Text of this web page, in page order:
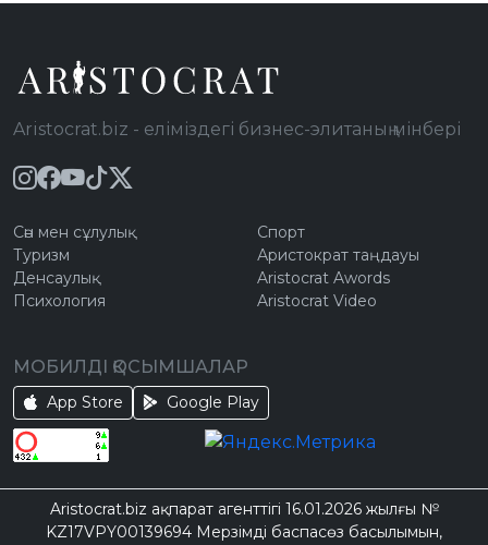
Aristocrat.biz - еліміздегі бизнес-элитаның мінбері
Сән мен сұлулық
Туризм
Денсаулық
Психология
Спорт
Аристократ таңдауы
Aristocrat Awords
Aristocrat Video
МОБИЛДІ ҚОСЫМШАЛАР
App Store Google Play
Aristocrat.biz ақпарат агенттігі 16.01.2026 жылғы №
KZ17VPY00139694 Мерзімді баспасөз басылымын,